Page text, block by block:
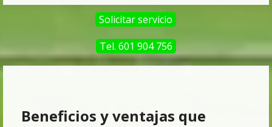
Solicitar servicio
Tel. 601 904 756
Beneficios y ventajas que